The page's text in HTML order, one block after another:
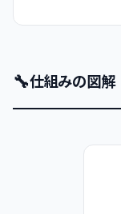
🔧仕組みの図解